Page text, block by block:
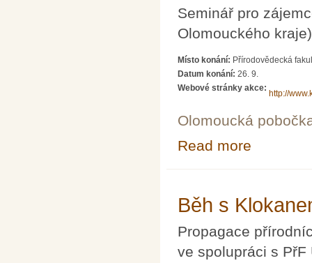
Seminář pro
Olomouckého
Místo konání: Přírodovědecká
Datum konání: 26. 9.
Webové stránky akce:
http://
Olomoucká
Read more
Běh s
Propagace
ve spolupráci s